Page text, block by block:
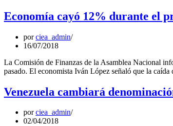
Economía cayó 12% durante el
porciea_admin
16/07/2018
La Comisión de Finanzas de la Asamblea Nacional
pasado. El economista Iván López señaló que la
Venezuela cambiará
porciea_admin
02/04/2018